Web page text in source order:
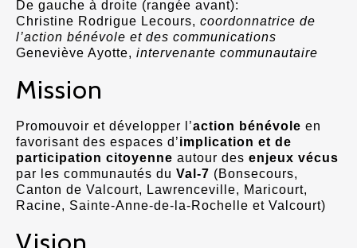
De gauche à droite (rangée avant):
Christine Rodrigue Lecours, coordonnatrice de
l’action bénévole et des communications
Geneviève Ayotte, intervenante communautaire
Mission
Promouvoir et développer l’action bénévole en
favorisant des espaces d’implication et de
participation citoyenne autour des enjeux vécus
par les communautés du Val-7 (Bonsecours,
Canton de Valcourt, Lawrenceville, Maricourt,
Racine, Sainte-Anne-de-la-Rochelle et Valcourt)